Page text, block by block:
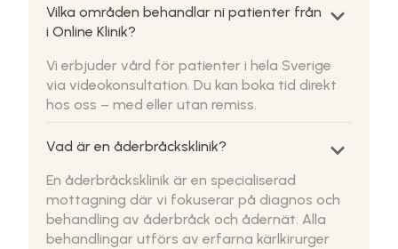
Vilka områden behandlar ni patienter från
i Online Klinik?
keyboard_arrow_down
Vi erbjuder vård för patienter i hela Sverige
via videokonsultation. Du kan boka tid direkt
hos oss – med eller utan remiss.
Vad är en åderbråcksklinik? keyboard_arrow_down
En åderbråcksklinik är en specialiserad
mottagning där vi fokuserar på diagnos och
behandling av åderbråck och ådernät. Alla
behandlingar utförs av erfarna kärlkirurger